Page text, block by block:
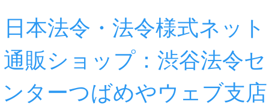
日本法令・法令様式ネット
通販ショップ：渋谷法令セ
ンターつばめやウェブ支店